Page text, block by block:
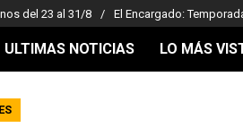
del 23 al 31/8 El Encargado:
ULTIMAS NOTICIAS LO MÁS